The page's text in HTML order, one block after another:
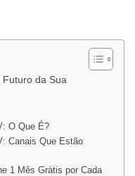
Futuro da Sua
O Que É?
Canais Que Estão
1 Mês Grátis por Cada